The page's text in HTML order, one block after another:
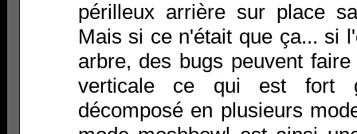
périlleux arrière sur place
Mais si ce n'était que ça... si
arbre, des bugs peuvent
verticale ce qui est fort
décomposé en plusieurs